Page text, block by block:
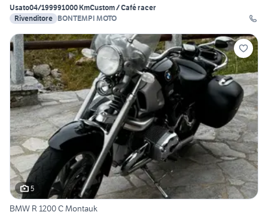
Usato04/199991000 KmCustom / Café racer
Rivenditore BONTEMPI MOTO
5
BMW R 1200 C Montauk